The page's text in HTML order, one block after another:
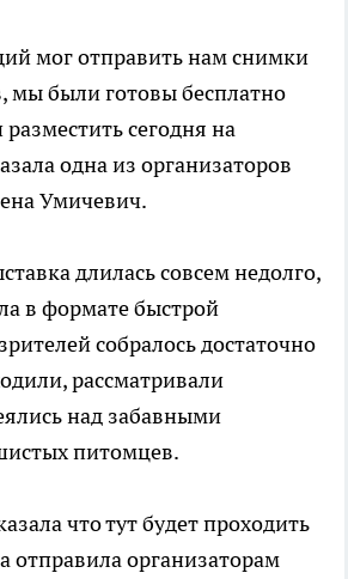
мог отправить нам снимки
мы были готовы бесплатно
разместить сегодня на
одна из организаторов
Умичевич.
длилась совсем недолго,
в формате быстрой
собралось достаточно
рассматривали
над забавными
питомцев.
что тут будет проходить
отправила организаторам